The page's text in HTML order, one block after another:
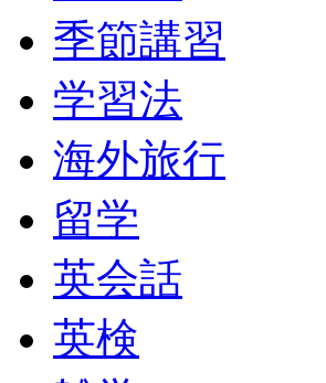
季節講習
学習法
海外旅行
留学
英会話
英検